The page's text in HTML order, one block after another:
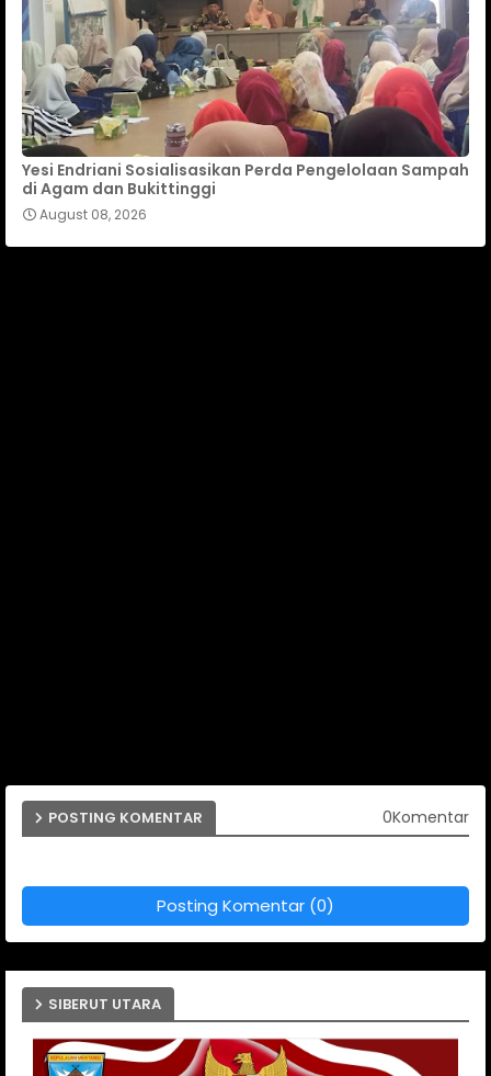
Yesi Endriani Sosialisasikan Perda Pengelolaan Sampah
di Agam dan Bukittinggi
August 08, 2026
POSTING KOMENTAR 0Komentar
Posting Komentar (0)
SIBERUT UTARA